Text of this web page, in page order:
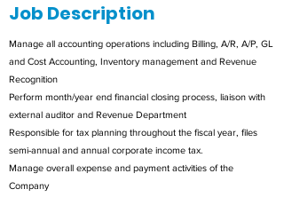
Job Description
Manage all accounting operations including Billing, A/R, A/P, GL
and Cost Accounting, Inventory management and Revenue
Recognition
Perform month/year end financial closing process, liaison with
external auditor and Revenue Department
Responsible for tax planning throughout the fiscal year, files
semi-annual and annual corporate income tax.
Manage overall expense and payment activities of the
Company